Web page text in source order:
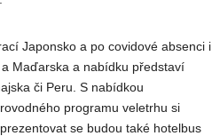
Japonsko a po covidové absenci i
Maďarska a nabídku představí
či Peru. S nabídkou
programu veletrhu si
se budou také hotelbus